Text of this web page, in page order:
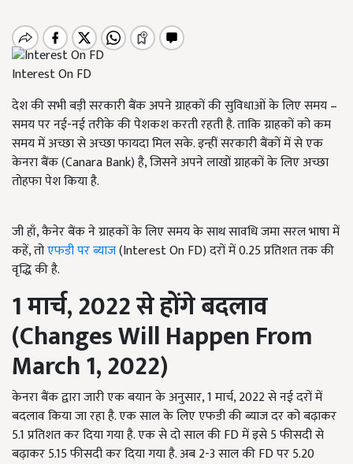
Interest On FD
देश की सभी बड़ी सरकारी बैंक अपने ग्राहकों की सुविधाओं के लिए समय –
समय पर नई-नई तरीके की पेशकश करती रहती है. ताकि ग्राहकों को कम
समय में अच्छा से अच्छा फायदा मिल सके. इन्हीं सरकारी बैंकों में से एक
केनरा बैंक (Canara Bank) है, जिसने अपने लाखों ग्राहकों के लिए अच्छा
तोहफा पेश किया है.
जी हाँ, कैनेर बैंक ने ग्राहकों के लिए समय के साथ सावधि जमा सरल भाषा में
कहें, तोएफडी पर ब्याज(Interest On FD) दरों में 0.25 प्रतिशत तक की
वृद्धि की है.
1मार्च, 2022से होंगे बदलाव
(Changes Will Happen From
March1,2022)
केनरा बैंक द्वारा जारी एक बयान के अनुसार, 1 मार्च, 2022 से नई दरों में
बदलाव किया जा रहा है. एक साल के लिए एफडी की ब्याज दर को बढ़ाकर
5.1 प्रतिशत कर दिया गया है. एक से दो साल की FD में इसे 5 फीसदी से
बढ़ाकर 5.15 फीसदी कर दिया गया है. अब 2-3 साल की FD पर 5.20